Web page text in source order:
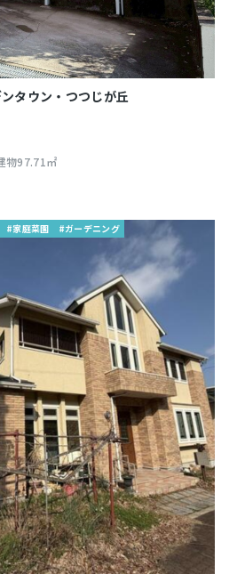
タウン・つつじが丘
物97.71㎡
#家庭菜園 #ガーデニング